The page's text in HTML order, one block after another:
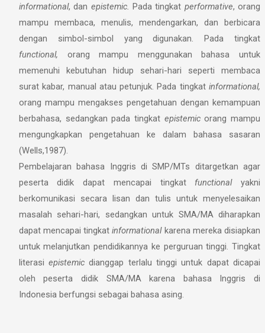
informational, dan epistemic. Pada tingkat performative, orang
mampu membaca, menulis, mendengarkan, dan berbicara
dengan simbol-simbol yang digunakan. Pada tingkat
functional, orang mampu menggunakan bahasa untuk
memenuhi kebutuhan hidup sehari-hari seperti membaca
surat kabar, manual atau petunjuk. Pada tingkat informational,
orang mampu mengakses pengetahuan dengan kemampuan
berbahasa, sedangkan pada tingkat epistemicorang mampu
mengungkapkan pengetahuan ke dalam bahasa sasaran
(Wells,1987).
Pembelajaran bahasa Inggris di SMP/MTs ditargetkan agar
peserta didik dapat mencapai tingkat functionalyakni
berkomunikasi secara lisan dan tulis untuk menyelesaikan
masalah sehari-hari, sedangkan untuk SMA/MA diharapkan
dapat mencapai tingkatinformationalkarena mereka disiapkan
untuk melanjutkan pendidikannya ke perguruan tinggi. Tingkat
literasiepistemicdianggap terlalu tinggi untuk dapat dicapai
oleh peserta didik SMA/MA karena bahasa Inggris di
Indonesia berfungsi sebagai bahasa asing.